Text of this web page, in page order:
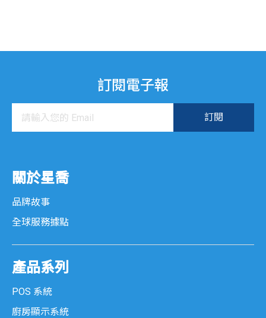
CTS 系列
Gemini 系列
XK 系列
SK 系列
Senki 系列
不鏽鋼平板系統
訂閱電子報
關於星喬
品牌故事
全球服務據點
產品系列
POS 系統
廚房顯示系統